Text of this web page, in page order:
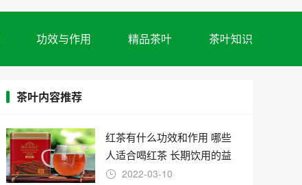
功效与作用 精品茶叶 茶叶知识
茶叶内容推荐
红茶有什么功效和作用 哪些
人适合喝红茶 长期饮用的益
处 2022-03-10